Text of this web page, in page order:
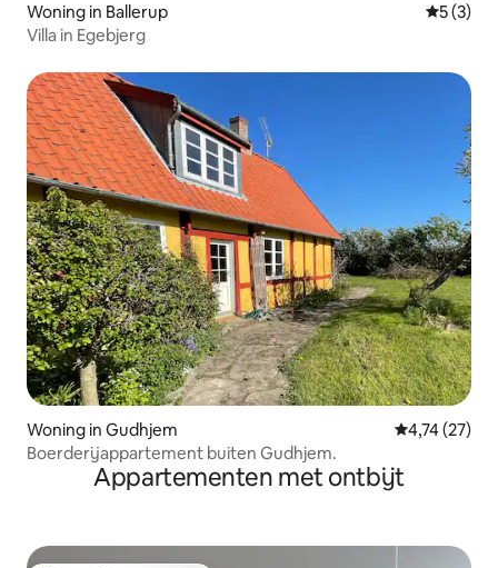
Woning in Ballerup
5 (3)
Villa in Egebjerg
Woning in Gudhjem Gemiddelde
4,74 (27)
Boerderijappartement buiten Gudhjem.
Appartementen met ontbijt